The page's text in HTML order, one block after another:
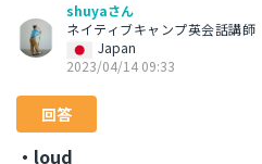
shuyaさん
ネイティブキャンプ英会話講師
Japan
2023/04/14 09:33
回答
・loud